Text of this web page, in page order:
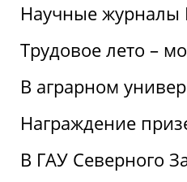
Научные журналы
Трудовое лето –
В аграрном
Награждение
В ГАУ Северного